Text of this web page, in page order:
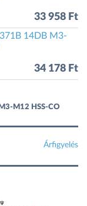
33 958 Ft
14DB M3-
34 178 Ft
M12 HSS-CO
Árfigyelés